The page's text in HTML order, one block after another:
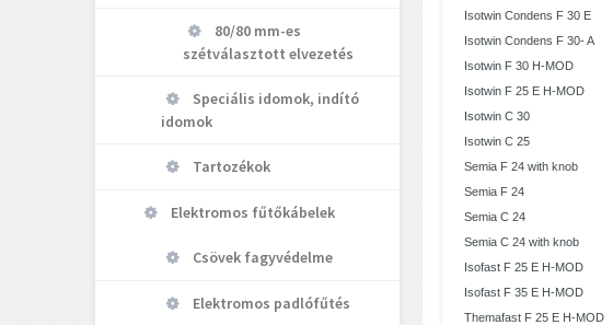
80/80 mm-es
szétválasztott elvezetés
Speciális idomok, indító
idomok
Tartozékok
Elektromos fűtőkábelek
Csövek fagyvédelme
Elektromos padlófűtés
Isotwin Condens F 30 E
Isotwin Condens F 30- A
Isotwin F 30 H-MOD
Isotwin F 25 E H-MOD
Isotwin C 30
Isotwin C 25
Semia F 24 with knob
Semia F 24
Semia C 24
Semia C 24 with knob
Isofast F 25 E H-MOD
Isofast F 35 E H-MOD
Themafast F 25 E H-MOD